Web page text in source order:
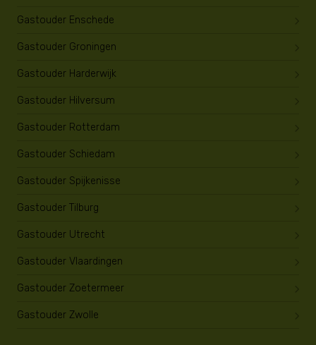
Gastouder Enschede
Gastouder Groningen
Gastouder Harderwijk
Gastouder Hilversum
Gastouder Rotterdam
Gastouder Schiedam
Gastouder Spijkenisse
Gastouder Tilburg
Gastouder Utrecht
Gastouder Vlaardingen
Gastouder Zoetermeer
Gastouder Zwolle